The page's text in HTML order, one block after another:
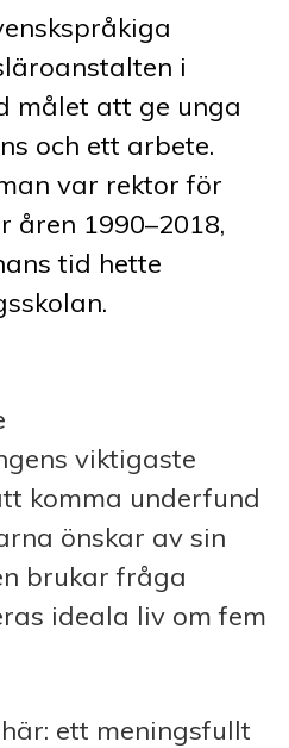
i
målet att ge unga
och ett arbete.
var rektor för
åren 1990–2018,
tid hette
viktigaste
komma underfund
önskar av sin
brukar fråga
ideala liv om fem
ett meningsfullt